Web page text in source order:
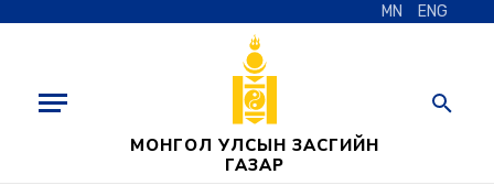
MN ENG
МОНГОЛ УЛСЫН ЗАСГИЙН
ГАЗАР